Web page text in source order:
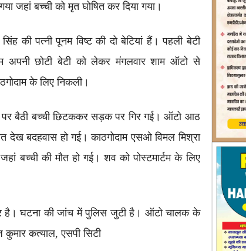
जहां बच्ची को मृत घोषित कर दिया गया।
की पत्नी पूनम विष्ट की दो बेटियां हैं। पहली बेटी
छोटी बेटी को लेकर मंगलवार शाम ऑटो से
के लिए निकली।
बैठी बच्ची छिटककर सड़क पर गिर गई। ऑटो आठ
देख बदहवास हो गई। काठगोदाम एसओ विमल मिश्रा
बच्ची की मौत हो गई। शव को पोस्टमार्टम के लिए
है। घटना की जांच में पुलिस जुटी है। ऑटो चालक के
कुमार कत्याल, एसपी सिटी